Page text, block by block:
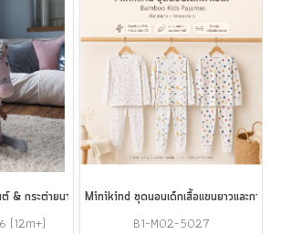
ต์ & กระต่ายนางฟ้าเฟย์ Little Bird Told Me Celeste &
(12m+)
Minikind ชุดนอนเด็กเสื้อแขนยาวและกางเ
B1-M02-5027